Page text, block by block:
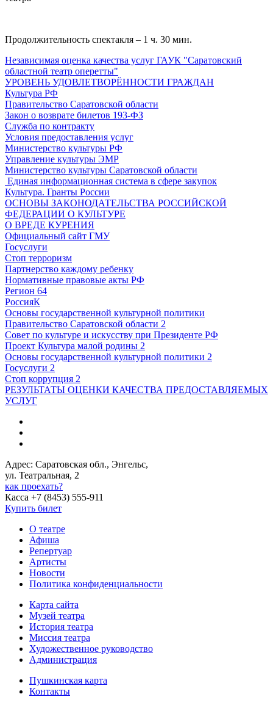
Продолжительность спектакля – 1 ч. 30 мин.
Независимая оценка качества услуг ГАУК "Саратовский
областной театр оперетты"
УРОВЕНЬ УДОВЛЕТВОРЁННОСТИ ГРАЖДАН
Культура РФ
Правительство Саратовской области
Закон о возврате билетов 193-ФЗ
Служба по контракту
Условия предоставления услуг
Министерство культуры РФ
Управление культуры ЭМР
Министерство культуры Саратовской области
Единая информационная система в сфере закупок
Культура. Гранты России
ОСНОВЫ ЗАКОНОДАТЕЛЬСТВА РОССИЙСКОЙ
ФЕДЕРАЦИИ О КУЛЬТУРЕ
О ВРЕДЕ КУРЕНИЯ
Официальный сайт ГМУ
Госуслуги
Стоп терроризм
Партнерство каждому ребенку
Нормативные правовые акты РФ
Регион 64
РоссияК
Основы государственной культурной политики
Правительство Саратовской области 2
Совет по культуре и искусству при Президенте РФ
Проект Культура малой родины 2
Основы государственной культурной политики 2
Госуслуги 2
Стоп коррупция 2
РЕЗУЛЬТАТЫ ОЦЕНКИ КАЧЕСТВА ПРЕДОСТАВЛЯЕМЫХ
УСЛУГ
Адрес: Саратовская обл., Энгельс,
ул. Театральная, 2
как проехать?
Касса +7 (8453) 555-911
Купить билет
О театре
Афиша
Репертуар
Артисты
Новости
Политика конфиденциальности
Карта сайта
Музей театра
История театра
Миссия театра
Художественное руководство
Администрация
Пушкинская карта
Контакты